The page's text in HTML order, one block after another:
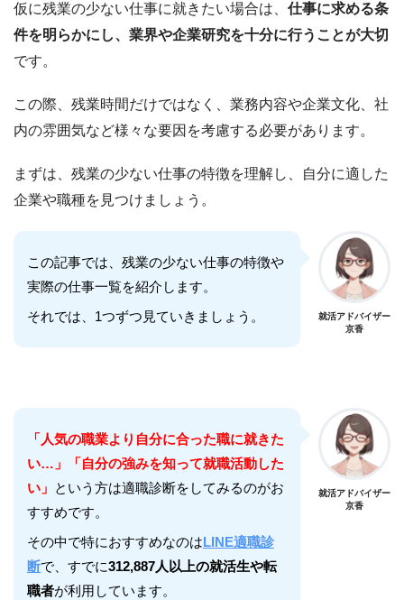
仮に残業の少ない仕事に就きたい場合は、 仕事に求める条
件を明らかにし、業界や企業研究を十分に行うことが大切
です。
この際、残業時間だけではなく、業務内容や企業文化、社
内の雰囲気など様々な要因を考慮する必要があります。
まずは、残業の少ない仕事の特徴を理解し、自分に適した
企業や職種を見つけましょう。
この記事では、残業の少ない仕事の特徴や
実際の仕事一覧を紹介します。
それでは、1つずつ見ていきましょう。
就活アドバイザー
京香
「人気の職業より自分に合った職に就きた
い…」「自分の強みを知って就職活動した
い」 という方は適職診断をしてみるのがお
すすめです。
その中で特におすすめなのはLINE適職診
断で、すでに312,887人以上の就活生や転
職者が利用しています。
就活アドバイザー
京香